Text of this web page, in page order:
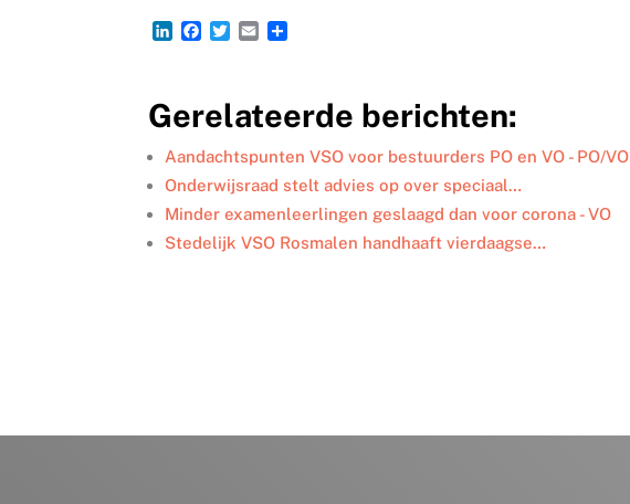
L
e
d
I
n
F
b
o
o
k
T
t
e
r
E
l
n
Gerelateerde berichten:
Aandachtspunten VSO voor bestuurders PO en VO - PO/VO
Onderwijsraad stelt advies op over speciaal…
Minder examenleerlingen geslaagd dan voor corona - VO
Stedelijk VSO Rosmalen handhaaft vierdaagse…